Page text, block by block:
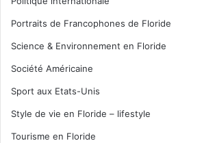
Portraits de Francophones de Floride
Science & Environnement en Floride
Société Américaine
Sport aux Etats-Unis
Style de vie en Floride – lifestyle
Tourisme en Floride